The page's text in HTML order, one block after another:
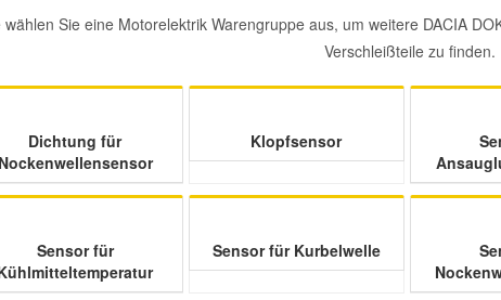
wählen Sie eine Motorelektrik Warengruppe aus, um weitere DACIA
Verschleißteile zu finden.
Dichtung für
Nockenwellensensor
Klopfsensor
Sensor für
Sensor für Kurbelwelle